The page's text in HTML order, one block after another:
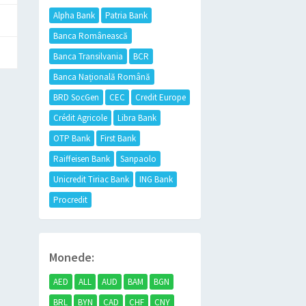
Alpha Bank
Patria Bank
Banca Românească
Banca Transilvania
BCR
Banca Națională Română
BRD SocGen
CEC
Credit Europe
Crédit Agricole
Libra Bank
OTP Bank
First Bank
Raiffeisen Bank
Sanpaolo
Unicredit Tiriac Bank
ING Bank
Procredit
Monede:
AED ALL AUD BAM
BGN
BRL
BYN CAD CHF
CNY